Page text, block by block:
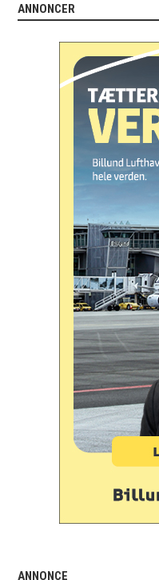
ANNONCER
ANNONCE